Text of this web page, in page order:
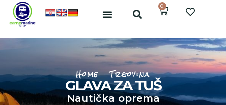
0
Home Trgovina
GLAVA ZA TUŠ
Nautička oprema